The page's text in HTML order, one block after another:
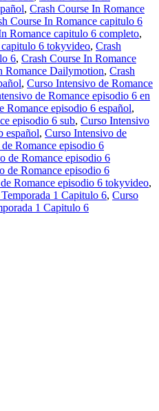
, Crash Course In Romance
Course In Romance capitulo 6
Romance capitulo 6 completo,
6 tokyvideo, Crash
6, Crash Course In Romance
Romance Dailymotion, Crash
, Curso Intensivo de Romance
de Romance episodio 6 en
Romance episodio 6 español,
episodio 6 sub, Curso Intensivo
español, Curso Intensivo de
Romance episodio 6
de Romance episodio 6
de Romance episodio 6
Romance episodio 6 tokyvideo,
1 Capitulo 6, Curso
1 Capitulo 6